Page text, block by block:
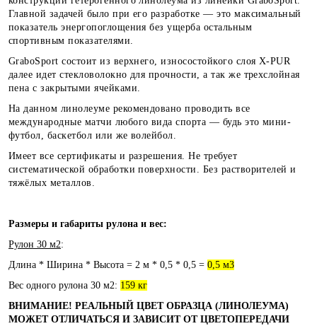
Главной задачей было при его разработке — это максимальный
показатель энергопоглощения без ущерба остальным
спортивным показателями.
GraboSport состоит из верхнего, износостойкого слоя X-PUR
далее идет стекловолокно для прочности, а так же трехслойная
пена с закрытыми ячейками.
На данном линолеуме рекомендовано проводить все
международные матчи любого вида спорта — будь это мини-
футбол, баскетбол или же волейбол.
Имеет все сертификаты и разрешения. Не требует
систематической обработки поверхности. Без растворителей и
тяжёлых металлов.
Размеры и габариты рулона и вес:
Рулон 30 м2:
Длина * Ширина * Высота = 2 м * 0,5 * 0,5 = 0,5 м3
Вес одного рулона 30 м2: 159 кг
ВНИМАНИЕ! РЕАЛЬНЫЙ ЦВЕТ ОБРАЗЦА (ЛИНОЛЕУМА)
МОЖЕТ ОТЛИЧАТЬСЯ И ЗАВИСИТ ОТ ЦВЕТОПЕРЕДАЧИ